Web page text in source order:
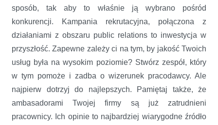
sposób, tak aby to właśnie ją wybrano pośród
konkurencji. Kampania rekrutacyjna, połączona z
działaniami z obszaru public relations to inwestycja w
przyszłość. Zapewne zależy ci na tym, by jakość Twoich
usług była na wysokim poziomie? Stwórz zespół, który
w tym pomoże i zadba o wizerunek pracodawcy. Ale
najpierw dotrzyj do najlepszych. Pamiętaj także, że
ambasadorami Twojej firmy są już zatrudnieni
pracownicy. Ich opinie to najbardziej wiarygodne źródło